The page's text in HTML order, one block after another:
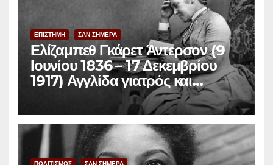
ΕΠΙΣΤΗΜΗ ΣΑΝ ΣΗΜΕΡΑ
Ελίζαμπεθ Γκάρετ Άντερσον (9
Ιουνίου 1836 – 17 Δεκεμβρίου
1917) Αγγλίδα γιατρός και
ΠΟΛΙΤΙΣΜΟΣ ΣΑΝ ΣΗΜΕΡΑ